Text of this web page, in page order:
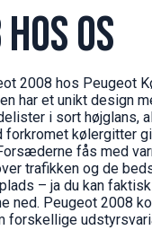
os
2008 hos Peugeot
har et unikt design
i sort højglans,
kølergitter
fås med
trafikken og de
– ja du kan
ned. Peugeot 2008
forskellige